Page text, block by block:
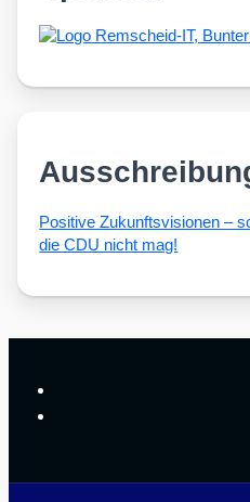
Posi­ti­ve Zukunfts­vi­sio­nen –
die CDU nicht mag!